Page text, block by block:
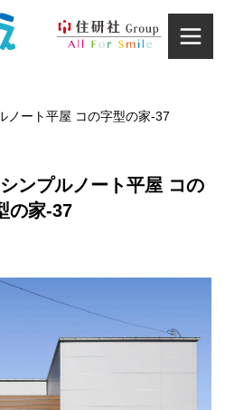
家づくり
工実例
ント情報
INFORMATION
客様の声
ノート平屋 コの字型の家-37
ンプルノート平屋 コの
の家-37